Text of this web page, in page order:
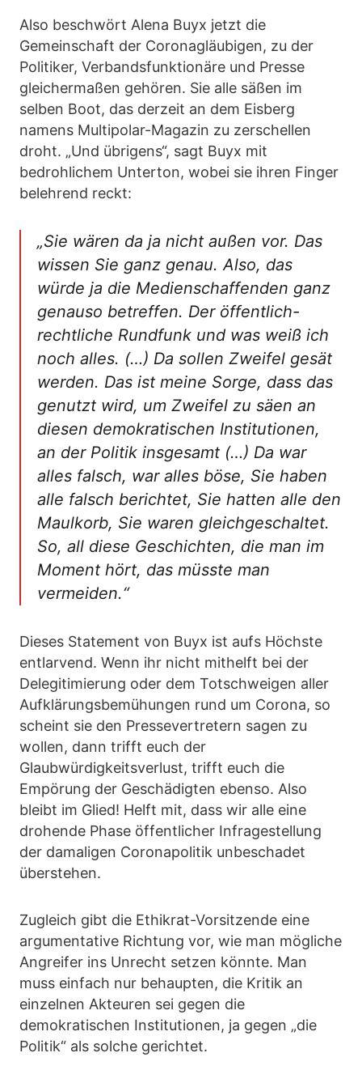
Also beschwört Alena Buyx jetzt die
Gemeinschaft der Coronagläubigen, zu der
Politiker, Verbandsfunktionäre und Presse
gleichermaßen gehören. Sie alle säßen im
selben Boot, das derzeit an dem Eisberg
namens Multipolar-Magazin zu zerschellen
droht. „Und übrigens“, sagt Buyx mit
bedrohlichem Unterton, wobei sie ihren Finger
belehrend reckt:
„Sie wären da ja nicht außen vor. Das
wissen Sie ganz genau. Also, das
würde ja die Medienschaffenden ganz
genauso betreffen. Der öffentlich-
rechtliche Rundfunk und was weiß ich
noch alles. (…) Da sollen Zweifel gesät
werden. Das ist meine Sorge, dass das
genutzt wird, um Zweifel zu säen an
diesen demokratischen Institutionen,
an der Politik insgesamt (…) Da war
alles falsch, war alles böse, Sie haben
alle falsch berichtet, Sie hatten alle den
Maulkorb, Sie waren gleichgeschaltet.
So, all diese Geschichten, die man im
Moment hört, das müsste man
vermeiden.“
Dieses Statement von Buyx ist aufs Höchste
entlarvend. Wenn ihr nicht mithelft bei der
Delegitimierung oder dem Totschweigen aller
Aufklärungsbemühungen rund um Corona, so
scheint sie den Pressevertretern sagen zu
wollen, dann trifft euch der
Glaubwürdigkeitsverlust, trifft euch die
Empörung der Geschädigten ebenso. Also
bleibt im Glied! Helft mit, dass wir alle eine
drohende Phase öffentlicher Infragestellung
der damaligen Coronapolitik unbeschadet
überstehen.
Zugleich gibt die Ethikrat-Vorsitzende eine
argumentative Richtung vor, wie man mögliche
Angreifer ins Unrecht setzen könnte. Man
muss einfach nur behaupten, die Kritik an
einzelnen Akteuren sei gegen die
demokratischen Institutionen, ja gegen „die
Politik“ als solche gerichtet.